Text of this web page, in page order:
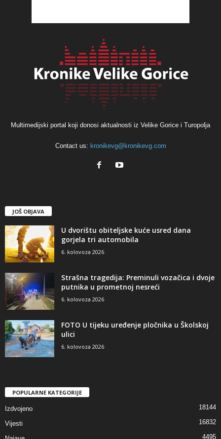
Multimedijski portal koji donosi aktualnosti iz Velike Gorice i Turopolja
Contact us: kronikevg@kronikevg.com
JOŠ OBJAVA
U dvorištu obiteljske kuće usred dana
gorjela tri automobila
6. kolovoza 2026
Strašna tragedija: Preminuli vozačica i dvoje
putnika u prometnoj nesreći
6. kolovoza 2026
FOTO U tijeku uređenje pločnika u Školskoj
ulici
6. kolovoza 2026
POPULARNE KATEGORIJE
Izdvojeno 18144
Vijesti 16832
4495